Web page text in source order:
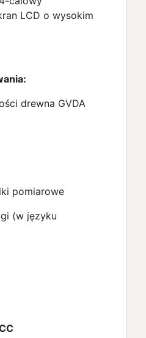
LCD o wysokim
drewna GVDA
pomiarowe
(w języku